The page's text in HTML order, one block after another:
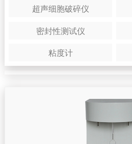
超声细胞破碎仪
密封性测试仪
粘度计